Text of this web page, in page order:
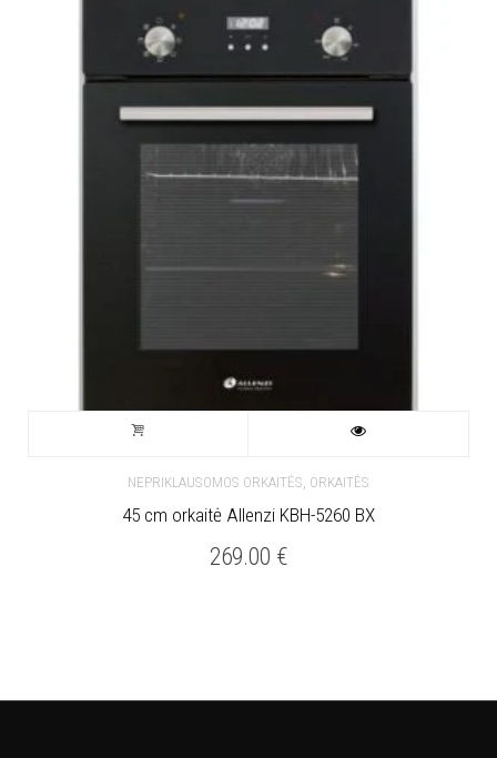
NEPRIKLAUSOMOS ORKAITĖS, ORKAITĖS
45 cm orkaitė Allenzi KBH-5260 BX
269.00 €